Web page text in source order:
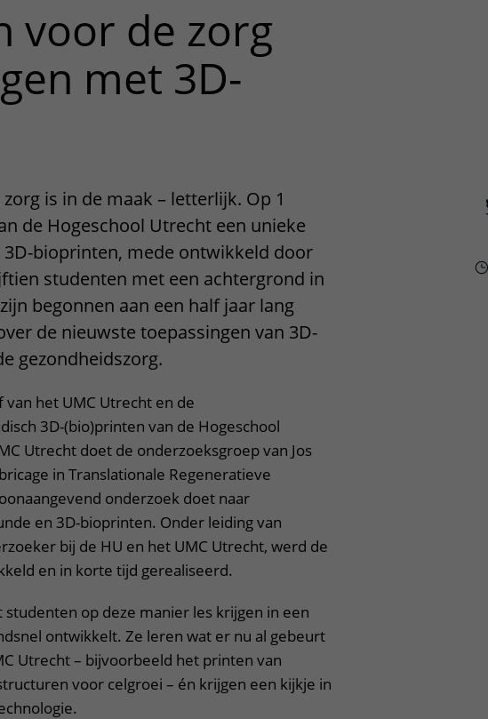
voor de zorg
met 3D-
is in de maak – letterlijk. Op 1
de Hogeschool Utrecht een unieke
bioprinten, mede ontwikkeld door
studenten met een achtergrond in
begonnen aan een half jaar lang
de nieuwste toepassingen van 3D-
gezondheidszorg.
het UMC Utrecht en de
3D-(bio)printen van de Hogeschool
Utrecht doet de onderzoeksgroep van Jos
in Translationale Regeneratieve
onderzoek doet naar
en 3D-bioprinten. Onder leiding van
bij de HU en het UMC Utrecht, werd de
en in korte tijd gerealiseerd.
op deze manier les krijgen in een
ontwikkelt. Ze leren wat er nu al gebeurt
Utrecht – bijvoorbeeld het printen van
voor celgroei – én krijgen een kijkje in